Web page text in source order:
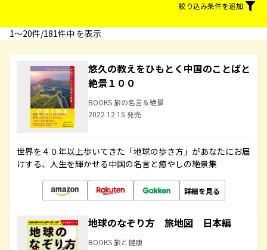
絞り込み条件を追加
1〜20件/181件中 を表示
悠久の教えをひもとく中国のことばと
絶景１００
BOOKS 旅の名言＆絶景
2022.12.15 発売
世界を４０年以上歩いてきた「地球の歩き方」があなたにお届
けする、人生を輝かせる中国の名言と癒やしの絶景集
詳細を見る
地球のなぞり方 旅地図 日本編
BOOKS 旅と健康